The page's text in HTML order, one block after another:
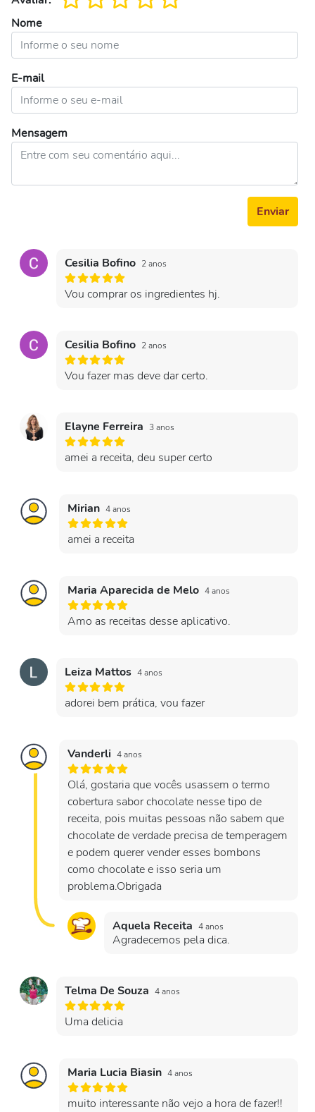
Nome
E-mail
Mensagem
Enviar
Cesilia Bofino 2 anos
Vou comprar os ingredientes hj.
Cesilia Bofino 2 anos
Vou fazer mas deve dar certo.
Elayne Ferreira 3 anos
amei a receita, deu super certo
Mirian 4 anos
amei a receita
Maria Aparecida de Melo 4 anos
Amo as receitas desse aplicativo.
Leiza Mattos 4 anos
adorei bem prática, vou fazer
Vanderli 4 anos
Olá, gostaria que vocês usassem o termo
cobertura sabor chocolate nesse tipo de
receita, pois muitas pessoas não sabem que
chocolate de verdade precisa de temperagem
e podem querer vender esses bombons
como chocolate e isso seria um
problema.Obrigada
Aquela Receita 4 anos
Agradecemos pela dica.
Telma De Souza 4 anos
Uma delicia
Maria Lucia Biasin 4 anos
muito interessante não vejo a hora de fazer!!